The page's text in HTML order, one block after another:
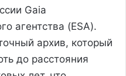
Gaia
агентства (ESA).
архив, который
до расстояния